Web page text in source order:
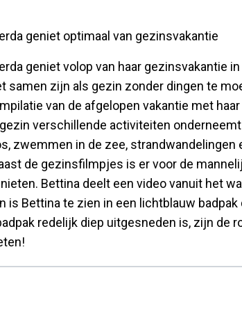
geniet optimaal van gezinsvakantie
geniet volop van haar gezinsvakantie
samen zijn als gezin zonder dingen te
van de afgelopen vakantie met
verschillende activiteiten
zwemmen in de zee, strandwandelingen
de gezinsfilmpjes is er voor de
Bettina deelt een video vanuit het
is Bettina te zien in een lichtblauw badpak
redelijk diep uitgesneden is, zijn de